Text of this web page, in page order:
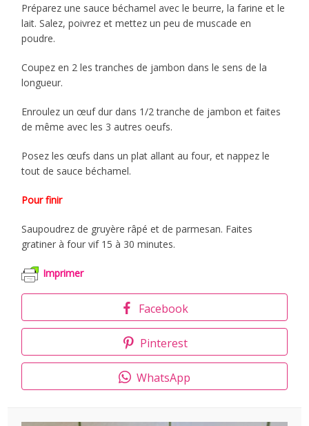
Préparez une sauce béchamel avec le beurre, la farine et le
lait. Salez, poivrez et mettez un peu de muscade en
poudre.
Coupez en 2 les tranches de jambon dans le sens de la
longueur.
Enroulez un œuf dur dans 1/2 tranche de jambon et faites
de même avec les 3 autres oeufs.
Posez les œufs dans un plat allant au four, et nappez le
tout de sauce béchamel.
Pour finir
Saupoudrez de gruyère râpé et de parmesan. Faites
gratiner à four vif 15 à 30 minutes.
Imprimer
Facebook
Pinterest
WhatsApp